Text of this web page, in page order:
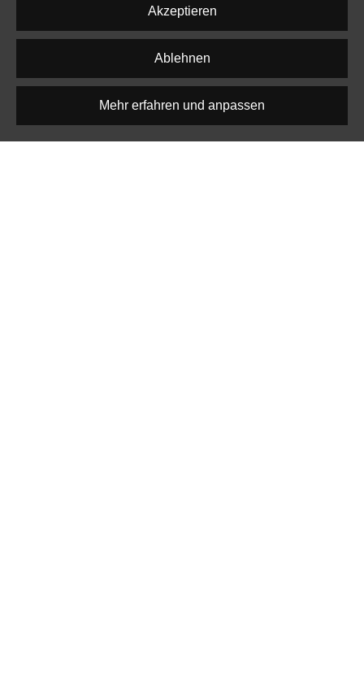
Login mit Discord
ACHTUNG
Akzeptieren
Ablehnen
Mehr erfahren und anpassen